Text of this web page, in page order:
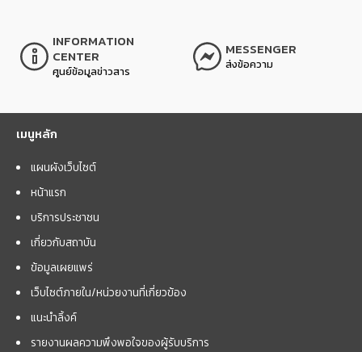
INFORMATION
CENTER
ศูนย์ข้อมูลข่าวสาร
MESSENGER
ส่งข้อความ
เมนูหลัก
แผนผังเว็บไซต์
หน้าแรก
บริการประชาชน
เกี่ยวกับสถาบัน
ข้อมูลเผยแพร่
เว็บไซต์ภายใน/หน่วยงานที่เกี่ยวข้อง
แนะนำลิ้งค์
รายงานผลความพึงพอใจของผู้รับบริการ